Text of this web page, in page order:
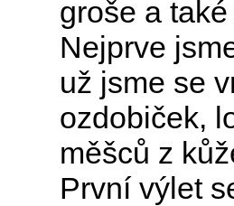
groše a
Nejprve
už jsme se
ozdobiček,
měšců z
První výlet